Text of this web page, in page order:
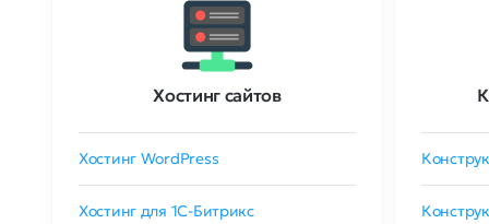
Хостинг сайтов
Хостинг WordPress
Хостинг для 1C-Битрикс